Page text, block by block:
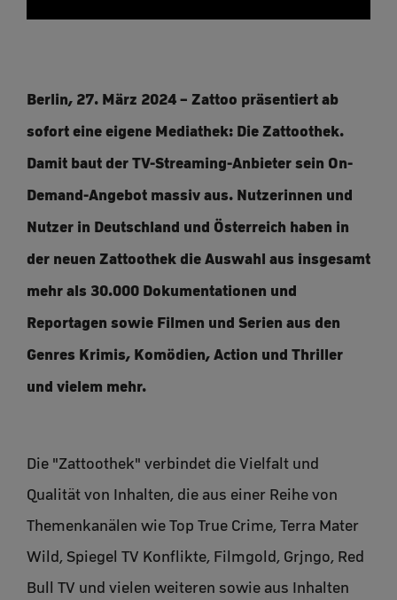
Berlin, 27. März 2024 – Zattoo präsentiert ab
sofort eine eigene Mediathek: Die Zattoothek.
Damit baut der TV-Streaming-Anbieter sein On-
Demand-Angebot massiv aus. Nutzerinnen und
Nutzer in Deutschland und Österreich haben in
der neuen Zattoothek die Auswahl aus insgesamt
mehr als 30.000 Dokumentationen und
Reportagen sowie Filmen und Serien aus den
Genres Krimis, Komödien, Action und Thriller
und vielem mehr.
Die "Zattoothek" verbindet die Vielfalt und
Qualität von Inhalten, die aus einer Reihe von
Themenkanälen wie Top True Crime, Terra Mater
Wild, Spiegel TV Konflikte, Filmgold, Grjngo, Red
Bull TV und vielen weiteren sowie aus Inhalten